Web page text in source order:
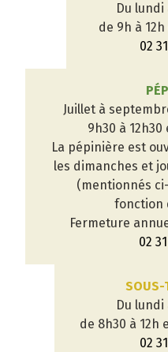
Du
de 9h à
02
Juillet à
9h30 à 12h30
La pépinière est
les dimanches et
(mentionnés
fonction
Fermeture
02
SOUS-
Du
de 8h30 à 12h
02